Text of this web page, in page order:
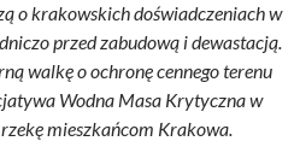
o krakowskich doświadczeniach w
przed zabudową i dewastacją.
walkę o ochronę cennego terenu
Wodna Masa Krytyczna w
mieszkańcom Krakowa.